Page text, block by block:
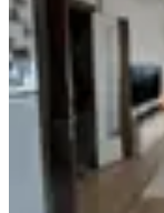
2+1
KARAASLAN